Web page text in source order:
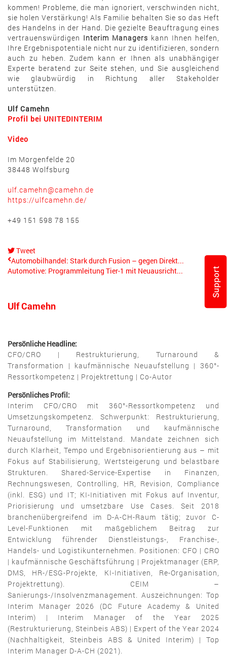
kommen! Probleme, die man ignoriert, verschwinden nicht,
sie holen Verstärkung! Als Familie behalten Sie so das Heft
des Handelns in der Hand. Die gezielte Beauftragung eines
vertrauenswürdigen Interim Managers kann Ihnen helfen,
Ihre Ergebnispotentiale nicht nur zu identifizieren, sondern
auch zu heben. Zudem kann er Ihnen als unabhängiger
Experte beratend zur Seite stehen, und Sie ausgleichend
wie glaubwürdig in Richtung aller Stakeholder
unterstützen.
Ulf Camehn
Profil bei UNITEDINTERIM
Video
Im Morgenfelde 20
38448 Wolfsburg
ulf.camehn@camehn.de
https://ulfcamehn.de/
+49 151 598 78 155
Tweet
pinterest
Automobilhandel: Stark durch Fusion – gegen Direkt...
Automotive: Programmleitung Tier-1 mit Neuausricht...
Ulf Camehn
Persönliche Headline:
CFO/CRO | Restrukturierung, Turnaround &
Transformation | kaufmännische Neuaufstellung | 360°-
Ressortkompetenz | Projektrettung | Co-Autor
Persönliches Profil:
Interim CFO/CRO mit 360°-Ressortkompetenz und
Umsetzungskompetenz. Schwerpunkt: Restrukturierung,
Turnaround, Transformation und kaufmännische
Neuaufstellung im Mittelstand. Mandate zeichnen sich
durch Klarheit, Tempo und Ergebnisorientierung aus – mit
Fokus auf Stabilisierung, Wertsteigerung und belastbare
Strukturen. Shared-Service-Expertise in Finanzen,
Rechnungswesen, Controlling, HR, Revision, Compliance
(inkl. ESG) und IT; KI-Initiativen mit Fokus auf Inventur,
Priorisierung und umsetzbare Use Cases. Seit 2018
branchenübergreifend im D-A-CH-Raum tätig; zuvor C-
Level-Funktionen mit maßgeblichem Beitrag zur
Entwicklung führender Dienstleistungs-, Franchise-,
Handels- und Logistikunternehmen. Positionen: CFO | CRO
| kaufmännische Geschäftsführung | Projektmanager (ERP,
DMS, HR-/ESG-Projekte, KI-Initiativen, Re-Organisation,
Projektrettung). CEIM –
Sanierungs-/Insolvenzmanagement. Auszeichnungen: Top
Interim Manager 2026 (DC Future Academy & United
Interim) | Interim Manager of the Year 2025
(Restrukturierung, Steinbeis ABS) | Expert of the Year 2024
(Nachhaltigkeit, Steinbeis ABS & United Interim) | Top
Interim Manager D-A-CH (2021).
Support